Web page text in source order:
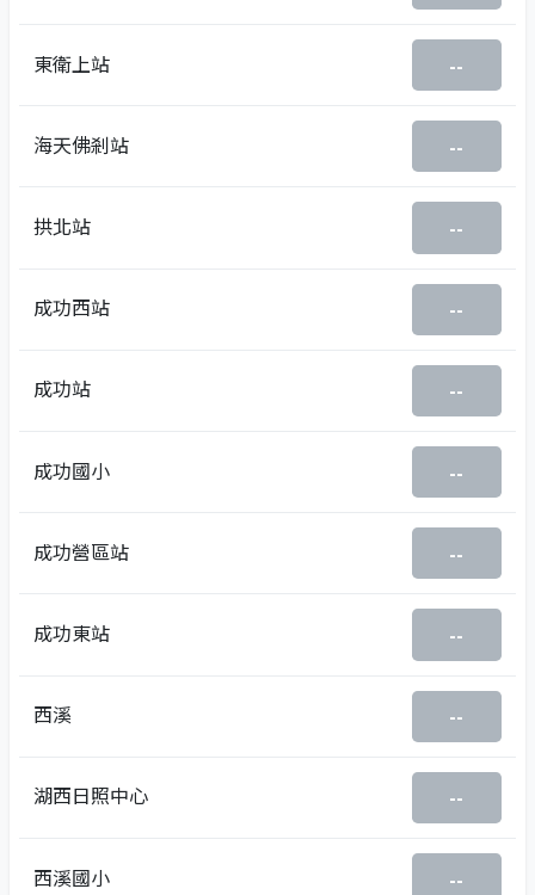
東衛上站 --
海天佛剎站 --
拱北站 --
成功西站 --
成功站 --
成功國小 --
成功營區站 --
成功東站 --
西溪 --
湖西日照中心 --
西溪國小 --